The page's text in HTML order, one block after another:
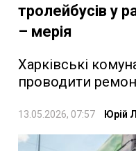
тролейбусів у
– мерія
Харківські
проводити
13.05.2026, 07:57 Юрій